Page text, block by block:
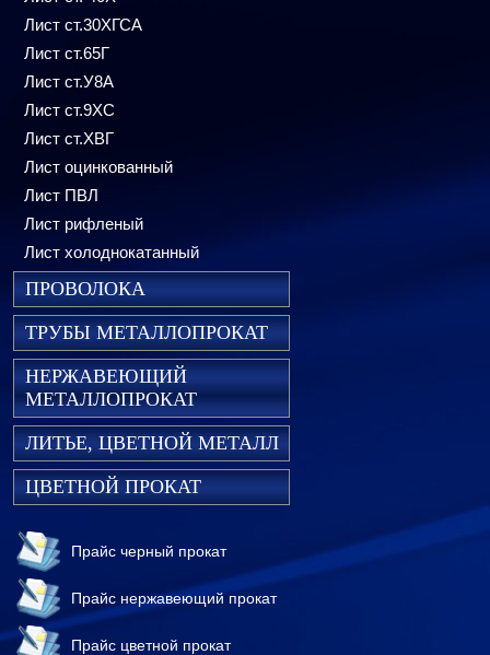
Лист ст.30ХГСА
Лист ст.65Г
Лист ст.У8А
Лист ст.9ХС
Лист ст.ХВГ
Лист оцинкованный
Лист ПВЛ
Лист рифленый
Лист холоднокатанный
ПРОВОЛОКА
ТРУБЫ МЕТАЛЛОПРОКАТ
НЕРЖАВЕЮЩИЙ
МЕТАЛЛОПРОКАТ
ЛИТЬЕ, ЦВЕТНОЙ МЕТАЛЛ
ЦВЕТНОЙ ПРОКАТ
Прайс черный прокат
Прайс нержавеющий прокат
Прайс цветной прокат